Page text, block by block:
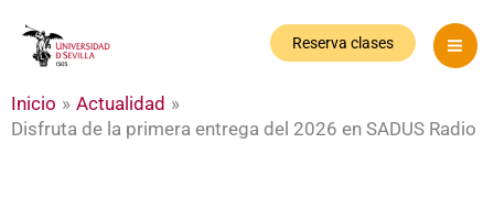
Reserva clases
Inicio
Actualidad
Disfruta de la primera entrega del 2026 en SADUS Radio